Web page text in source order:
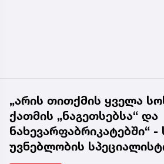
„არის თითქმის ყველა
ქათმის „ნაგეთსებსა“ და
ნახევარფაბრიკატებში“
უვნებლობის